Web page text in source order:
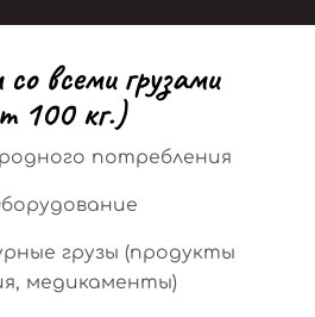
со всеми грузами
100 кг.)
потребления
грузы (продукты
медикаменты)